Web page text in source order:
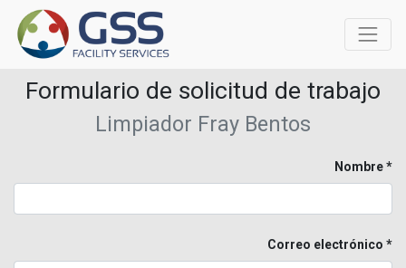
Formulario de solicitud de trabajo
Limpiador Fray Bentos
Nombre
Correo electrónico